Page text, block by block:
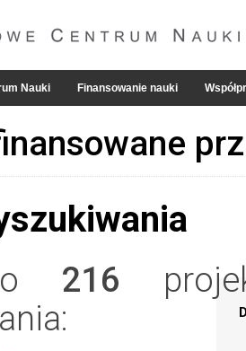
Nauki Finansowanie nauki
216